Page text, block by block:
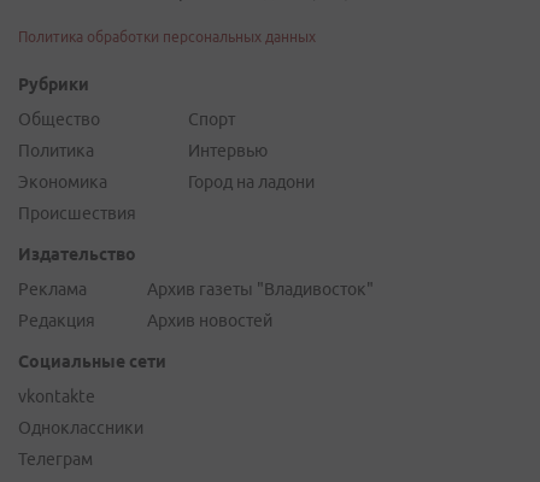
Политика обработки персональных данных
Рубрики
Общество
Политика
Экономика
Происшествия
Спорт
Интервью
Город на ладони
Издательство
Реклама
Редакция
Архив газеты "Владивосток"
Архив новостей
Социальные сети
vkontakte
Одноклассники
Телеграм